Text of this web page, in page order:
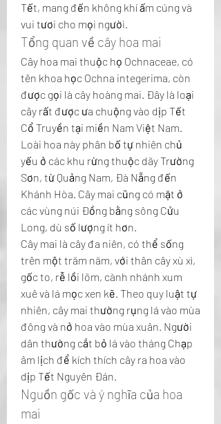
Tết, mang đến không khí ấm cúng và
vui tươi cho mọi người.
Tổng quan về cây hoa mai
Cây hoa mai thuộc họ Ochnaceae, có
tên khoa học Ochna integerima, còn
được gọi là cây hoàng mai. Đây là loại
cây rất được ưa chuộng vào dịp Tết
Cổ Truyền tại miền Nam Việt Nam.
Loài hoa này phân bố tự nhiên chủ
yếu ở các khu rừng thuộc dãy Trường
Sơn, từ Quảng Nam, Đà Nẵng đến
Khánh Hòa. Cây mai cũng có mặt ở
các vùng núi Đồng bằng sông Cửu
Long, dù số lượng ít hơn.
Cây mai là cây đa niên, có thể sống
trên một trăm năm, với thân cây xù xì,
gốc to, rễ lồi lõm, cành nhánh xum
xuê và lá mọc xen kẽ. Theo quy luật tự
nhiên, cây mai thường rụng lá vào mùa
đông và nở hoa vào mùa xuân. Người
dân thường cắt bỏ lá vào tháng Chạp
âm lịch để kích thích cây ra hoa vào
dịp Tết Nguyên Đán.
Nguồn gốc và ý nghĩa của hoa
mai